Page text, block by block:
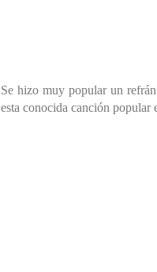
Se hizo muy popular un
esta conocida canción popular